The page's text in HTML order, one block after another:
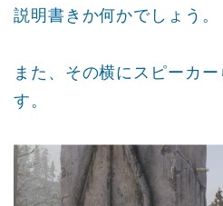
説明書きか何かでしょう。
また、その横にスピーカ
す。